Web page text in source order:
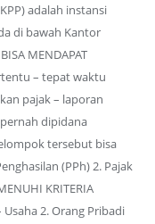
adalah instansi
di bawah Kantor
MENDAPAT
– tepat waktu
pajak – laporan
dipidana
tersebut bisa
(PPh) 2. Pajak
KRITERIA
Usaha 2. Orang Pribadi